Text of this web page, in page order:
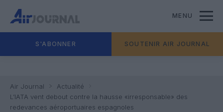
MENU
S'ABONNER SOUTENIR AIR JOURNAL
Air Journal
Actualité
L’IATA vent debout contre la hausse «irresponsable» des
redevances aéroportuaires espagnoles